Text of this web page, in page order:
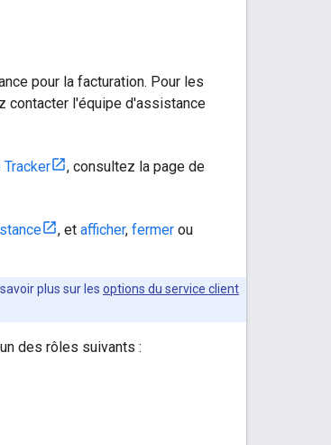
pour la facturation. Pour les
contacter l'équipe d'assistance
, consultez la page de
, et afficher, fermer ou
savoir plus sur les options du service client
des rôles suivants :